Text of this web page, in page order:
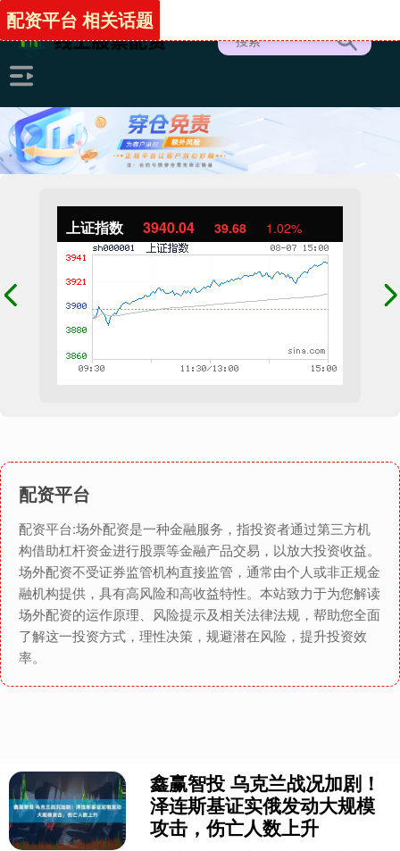
上证指数 3940.04 39.68 1.02%
配资平台
配资平台:场外配资是一种金融服务，指投资者通过第三方机
构借助杠杆资金进行股票等金融产品交易，以放大投资收益。
场外配资不受证券监管机构直接监管，通常由个人或非正规金
融机构提供，具有高风险和高收益特性。本站致力于为您解读
场外配资的运作原理、风险提示及相关法律法规，帮助您全面
了解这一投资方式，理性决策，规避潜在风险，提升投资效
率。
配资平台 相关话题
鑫赢智投 乌克兰战况加剧！
泽连斯基证实俄发动大规模
攻击，伤亡人数上升